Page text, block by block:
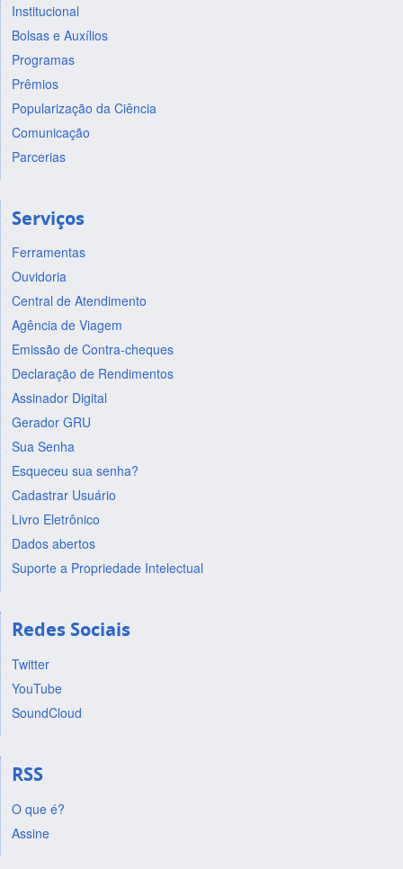
Institucional
Bolsas e Auxílios
Programas
Prêmios
Popularização da Ciência
Comunicação
Parcerias
Serviços
Ferramentas
Ouvidoria
Central de Atendimento
Agência de Viagem
Emissão de Contra-cheques
Declaração de Rendimentos
Assinador Digital
Gerador GRU
Sua Senha
Esqueceu sua senha?
Cadastrar Usuário
Livro Eletrônico
Dados abertos
Suporte a Propriedade Intelectual
Redes Sociais
Twitter
YouTube
SoundCloud
RSS
O que é?
Assine